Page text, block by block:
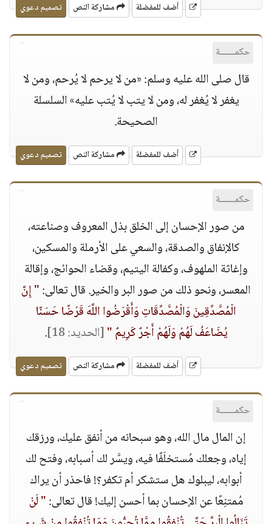
أضف للمفضلة مشاركة النص تصميم دعوي
حكمــــــة
قال صلى الله عليه وسلم: «من لا يرحم لا يُرحم، ومن لا
يغفر لا يُغفر له، ومن لا يتب لا يُتب عليه» السلسلة
الصحيحة.
أضف للمفضلة مشاركة النص تصميم دعوي
حكمــــــة
من صور الإحسان إلى الخلق بذل المعروف وصناعته،
كالإنفاق والصدقة، والسعي على الأرملة والمسكين،
وإغاثة الملهوف، وكفالة اليتيم، وقضاء الحوائج، وإقالة
المعسر، ونحو ذلك من صور البر والخير. قال تعالى:" إِنَّ
الْمُصَّدِّقِينَ وَالْمُصَّدِّقَاتِ وَأَقْرَضُوا اللَّهَ قَرْضًا حَسَنًا
يُضَاعَفُ لَهُمْ وَلَهُمْ أَجْرٌ كَرِيمٌ "[الحديد: 18] .
أضف للمفضلة مشاركة النص تصميم دعوي
حكمــــــة
إن المال مال الله، وهو سبحانه من أنفق عليك، ورزقك
إياه، وجعلك مُستخلَفًا فيه، ويسَّر لك أسبابه، وفتح لك
أبوابه، ليبلوك هل ستشكر أم تكفر؟! فاحذر أن يراك
مُمتنِعًا عن الإحسان بما أحسن إليك! قال تعالى:" لَنْ